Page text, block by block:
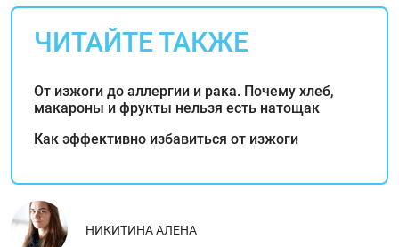
ЧИТАЙТЕ ТАКЖЕ
От изжоги до аллергии и рака. Почему хлеб,
макароны и фрукты нельзя есть натощак
Как эффективно избавиться от изжоги
НИКИТИНА АЛЕНА